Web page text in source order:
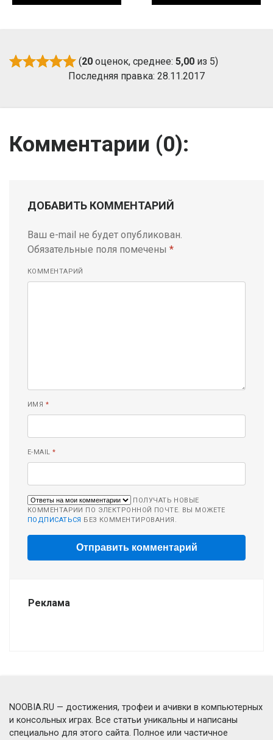
(20 оценок, среднее: 5,00 из 5)
Последняя правка: 28.11.2017
Комментарии (0):
ДОБАВИТЬ КОММЕНТАРИЙ
Ваш e-mail не будет опубликован.
Обязательные поля помечены *
КОММЕНТАРИЙ
ИМЯ *
E-MAIL*
ПОЛУЧАТЬ НОВЫЕ
КОММЕНТАРИИ ПО ЭЛЕКТРОННОЙ ПОЧТЕ. ВЫ МОЖЕТЕ
ПОДПИСАТЬСЯ
БЕЗ КОММЕНТИРОВАНИЯ.
Реклама
NOOBIA.RU — достижения, трофеи и ачивки в компьютерных
и консольных играх. Все статьи уникальны и написаны
специально для этого сайта. Полное или частичное